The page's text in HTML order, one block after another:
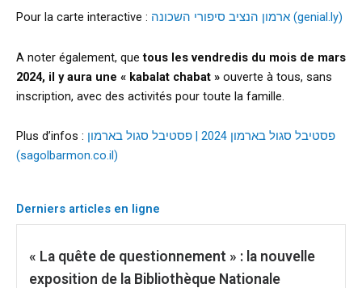
Pour la carte interactive : ארמון הנציב סיפורי השכונה (genial.ly)
A noter également, quetous les vendredis du mois de mars
2024, il y aura une « kabalat chabat » ouverte à tous, sans
inscription, avec des activités pour toute la famille.
Plus d’infos : פסטיבל סגול בארמון 2024 | פסטיבל סגול בארמון
(sagolbarmon.co.il)
Derniers articles en ligne
« La quête de questionnement » : la nouvelle
exposition de la Bibliothèque Nationale